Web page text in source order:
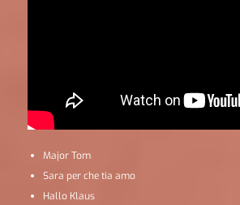
Major Tom
Sara per che tia amo
Hallo Klaus